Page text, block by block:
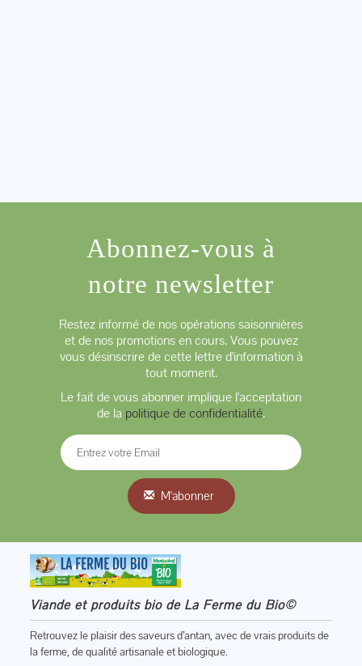
Abonnez-vous à
notre newsletter
Restez informé de nos opérations saisonnières
et de nos promotions en cours. Vous pouvez
vous désinscrire de cette lettre d'information à
tout moment.
Le fait de vous abonner implique l'acceptation
de la politique de confidentialité.
M'abonner
Viande et produits bio de La Ferme du Bio©
Retrouvez le plaisir des saveurs d’antan, avec de vrais produits de
la ferme, de qualité artisanale et biologique.